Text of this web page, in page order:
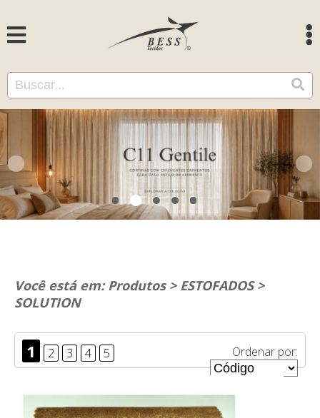
Você está em:Produtos> ESTOFADOS>
SOLUTION
1 2 3 4 5 Ordenar por: